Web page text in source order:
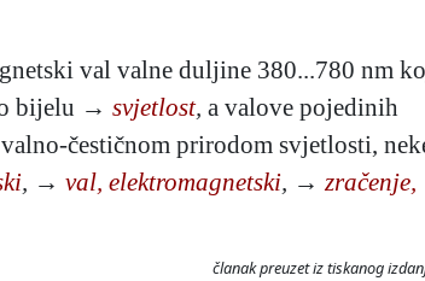
val valne duljine 380...780 nm
bijelu → svjetlost, a valove pojedinih
čestičnom prirodom svjetlosti,
, → val, elektromagnetski, → zračenje,
članak preuzet iz tiskanog